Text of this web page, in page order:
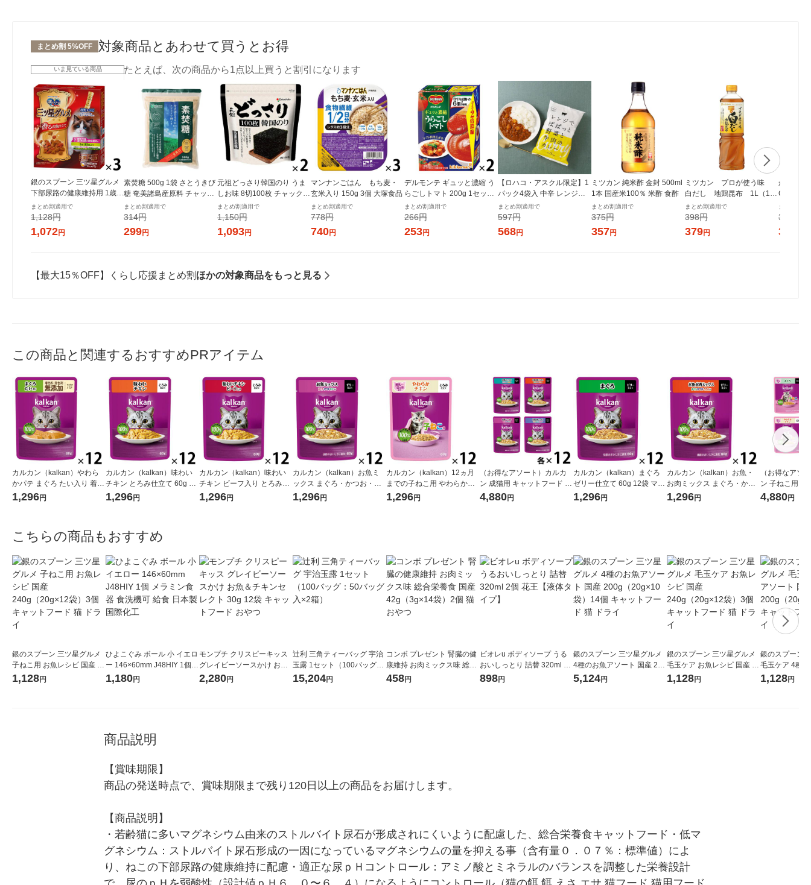
まとめ割 5%OFF 対象商品とあわせて買うとお得
いま見ている商品
銀のスプーン 三ツ星グルメ
下部尿路の健康維持用 1歳〜
10歳頃まで お魚レシピ 国産
240g（20g×12袋）3個 キャ
まとめ割適用で
1,128円
1,072円
たとえば、次の商品から1点以上買うと割引になります
素焚糖 500g 1袋 さとうきび
糖 奄美諸島産原料 チャック
まとめ割適用で
314円
299円
元祖どっさり韓国のり うま
しお味 8切100枚 チャック付
き 1セット（1個×2）オリオ
ンジャコー
まとめ割適用で
1,150円
1,093円
マンナンごはん もち麦・
玄米入り 150g 3個 大塚食品
まとめ割適用で
778円
740円
デルモンテ ギュッと濃縮 う
らごしトマト 200g 1セット
（1個×2）キッコーマン 紙
パック
まとめ割適用で
266円
253円
【ロハコ・アスクル限定】1
パック4袋入 中辛 レンジで
ぱぱっと野菜と牛肉のカレ
ー 180g 1個 オリジナル レト
ルト（イチオシ） オリジナ
ル
まとめ割適用で
597円
568円
ミツカン 純米酢 金封 500ml
1本 国産米100％ 米酢 食酢
まとめ割適用で
375円
357円
ミツカン プロが使う味
白だし 地鶏昆布 1L（100
0ml） 1本
まとめ割適用で
398円
379円
からだに
GI 500g
100% チ
製糖
まとめ割適
335円
319
【最大15％OFF】くらし応援まとめ割 ほかの対象商品をもっと見る
この商品と関連するおすすめPRアイテム
カルカン（kalkan）やわら
かパテ まぐろ たい入り 着色
料・発色剤 無添加 60g 12袋
1,296円
カルカン（kalkan）味わい
チキン とろみ仕立て 60g 12
袋 マースジャパン キャット
1,296円
カルカン（kalkan）味わい
チキン ビーフ入り とろみ仕
立て 60g 12袋 マースジャパ
1,296円
カルカン（kalkan）お魚ミ
ックス まぐろ・かつお・た
い入り ゼリー仕立て 60g 12
1,296円
カルカン（kalkan）12ヵ月
までの子ねこ用 やわらかチ
キン とろみ仕立て 60g 12袋
1,296円
（お得なアソート）カルカ
ン 成猫用 キャットフード パ
ウチ ミックスシリーズ 48袋
4,880円
カルカン（kalkan）まぐろ
ゼリー仕立て 60g 12袋 マー
スジャパン キャットフード
1,296円
カルカン（kalkan）お魚・
お肉ミックス まぐろ・かつ
お・ささみ入り ゼリー仕立
1,296円
（お得なアソ
ン 子ねこ用 キ
パウチ ミック
4,880円
こちらの商品もおすすめ
銀のスプーン 三ツ星グルメ
子ねこ用 お魚レシピ 国産 24
0g（20g×12袋）3個 キャッ
1,128円
ひよこぐみ ボール 小 イエロ
ー 146×60mm J48HIY 1個
メラミン食器 食洗機可 給食
1,180円
モンプチ クリスピーキッス
グレイビーソースかけ お魚
＆チキンセレクト 30g 12袋
2,280円
辻利 三角ティーバッグ 宇治
玉露 1セット（100バッグ：
50バッグ入×2箱）
15,204円
コンボ プレゼント 腎臓の健
康維持 お肉ミックス味 総合
栄養食 国産 42g（3g×14
458円
ビオレu ボディソープ うる
おいしっとり 詰替 320ml 2
個 花王【液体タイプ】
898円
銀のスプーン 三ツ星グルメ
4種のお魚アソート 国産 200
g（20g×10袋）14個 キャッ
5,124円
銀のスプーン 三ツ星グルメ
毛玉ケア お魚レシピ 国産 24
0g（20g×12袋）3個 キャッ
1,128円
銀のスプーン
毛玉ケア 4種
産 200g（
1,128円
商品説明
【賞味期限】
商品の発送時点で、賞味期限まで残り120日以上の商品をお届けします。
【商品説明】
・若齢猫に多いマグネシウム由来のストルバイト尿石が形成されにくいように配慮した、総合栄養食キャットフード・低マ
グネシウム：ストルバイト尿石形成の一因になっているマグネシウムの量を抑える事（含有量０．０７％：標準値）によ
り、ねこの下部尿路の健康維持に配慮・適正な尿ｐＨコントロール：アミノ酸とミネラルのバランスを調整した栄養設計